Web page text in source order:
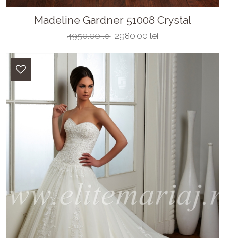
Madeline Gardner 51008 Crystal
4950.00 lei 2980.00 lei